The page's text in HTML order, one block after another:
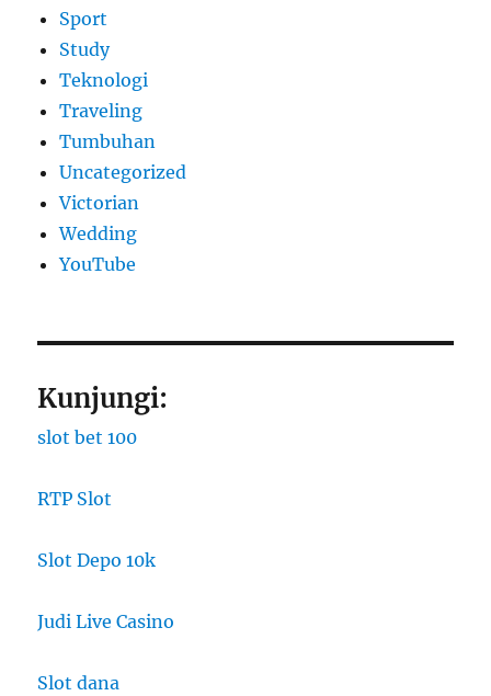
Sport
Study
Teknologi
Traveling
Tumbuhan
Uncategorized
Victorian
Wedding
YouTube
Kunjungi:
slot bet 100
RTP Slot
Slot Depo 10k
Judi Live Casino
Slot dana